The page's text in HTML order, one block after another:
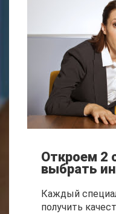
Откроем 2
выбрать
Каждый
получить